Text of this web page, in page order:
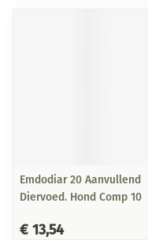
Emdodiar 20 Aanvullend
Diervoed. Hond Comp 10
€ 13,54